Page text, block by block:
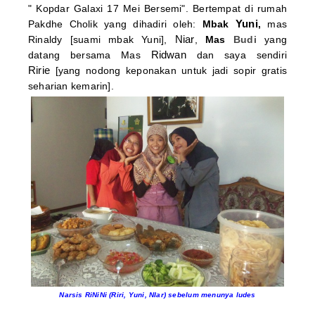
" Kopdar Galaxi 17 Mei Bersemi". Bertempat di rumah
Pakdhe Cholikyang dihadiri oleh: Mbak Yuni, mas
Rinaldy [suami mbak Yuni], Niar Mas Budi
yang
datang bersama Mas Ridwandan saya sendiri
Ririe [yang nodong keponakan untuk jadi sopir gratis
seharian kemarin].
Narsis RiNiNi (Riri, Yuni, NIar) sebelum menunya ludes